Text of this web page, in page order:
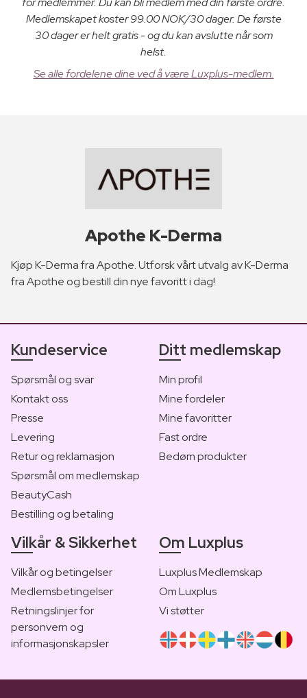
Medlemskapet koster 99.00 NOK/30 dager. De første
30 dager er helt gratis - og du kan avslutte når som
helst.
Se alle fordelene dine ved å være Luxplus-medlem.
Apothe K-Derma
Kjøp K-Derma fra Apothe. Utforsk vårt utvalg av K-Derma
fra Apothe og bestill din nye favoritt i dag!
Kundeservice
Spørsmål og svar
Kontakt oss
Presse
Levering
Retur og reklamasjon
Spørsmål om medlemskap
BeautyCash
Bestilling og betaling
Ditt medlemskap
Min profil
Mine fordeler
Mine favoritter
Fast ordre
Bedøm produkter
Vilkår & Sikkerhet
Vilkår og betingelser
Medlemsbetingelser
Retningslinjer for
personvern og
informasjonskapsler
Om Luxplus
Luxplus Medlemskap
Om Luxplus
Vi støtter